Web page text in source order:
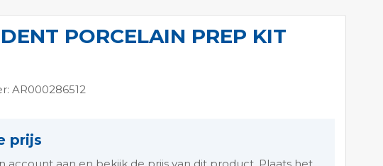
PORCELAIN PREP KIT
AR000286512
prijs
account aan en bekijk de prijs van dit product. Plaats het